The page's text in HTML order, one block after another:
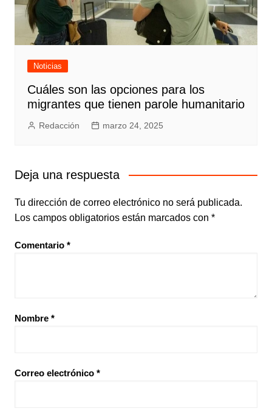
Noticias
Cuáles son las opciones para los
migrantes que tienen parole humanitario
Redacción marzo 24, 2025
Deja una respuesta
Tu dirección de correo electrónico no será publicada.
Los campos obligatorios están marcados con *
Comentario *
Nombre *
Correo electrónico *